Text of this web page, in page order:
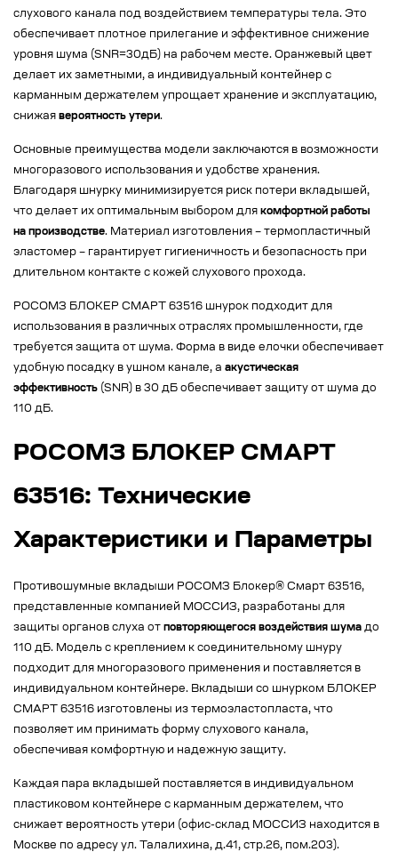
слухового канала под воздействием температуры тела. Это
обеспечивает плотное прилегание и эффективное снижение
уровня шума (SNR=30дБ) на рабочем месте. Оранжевый цвет
делает их заметными, а индивидуальный контейнер с
карманным держателем упрощает хранение и эксплуатацию,
снижая вероятность утери.
Основные преимущества модели заключаются в возможности
многоразового использования и удобстве хранения.
Благодаря шнурку минимизируется риск потери вкладышей,
что делает их оптимальным выбором для комфортной работы
на производстве. Материал изготовления – термопластичный
эластомер – гарантирует гигиеничность и безопасность при
длительном контакте с кожей слухового прохода.
РОСОМЗ БЛОКЕР СМАРТ 63516 шнурок подходит для
использования в различных отраслях промышленности, где
требуется защита от шума. Форма в виде елочки обеспечивает
удобную посадку в ушном канале, а акустическая
эффективность (SNR) в 30 дБ обеспечивает защиту от шума до
110 дБ.
РОСОМЗ БЛОКЕР СМАРТ
63516: Технические
Характеристики и Параметры
Противошумные вкладыши РОСОМЗ Блокер® Смарт 63516,
представленные компанией МОССИЗ, разработаны для
защиты органов слуха от повторяющегося воздействия шума до
110 дБ. Модель с креплением к соединительному шнуру
подходит для многоразового применения и поставляется в
индивидуальном контейнере. Вкладыши со шнурком БЛОКЕР
СМАРТ 63516 изготовлены из термоэластопласта, что
позволяет им принимать форму слухового канала,
обеспечивая комфортную и надежную защиту.
Каждая пара вкладышей поставляется в индивидуальном
пластиковом контейнере с карманным держателем, что
снижает вероятность утери (офис-склад МОССИЗ находится в
Москве по адресу ул. Талалихина, д.41, стр.26, пом.203).